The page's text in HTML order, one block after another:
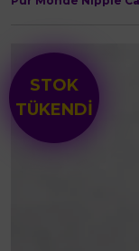
STOK
TÜKENDİ